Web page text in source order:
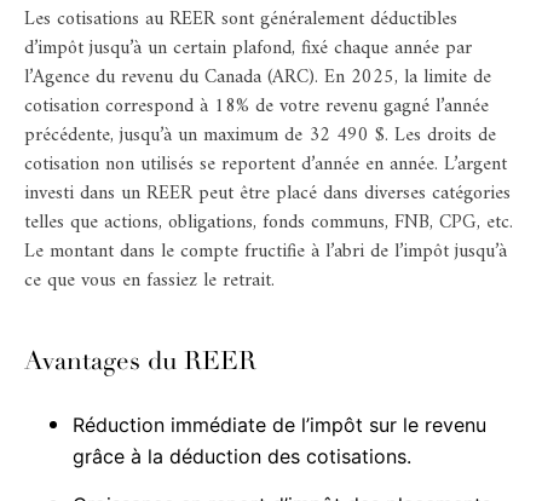
Les cotisations au REER sont généralement déductibles
d’impôt jusqu’à un certain plafond, fixé chaque année par
l’Agence du revenu du Canada (ARC). En 2025, la limite de
cotisation correspond à 18% de votre revenu gagné l’année
précédente, jusqu’à un maximum de 32 490 $. Les droits de
cotisation non utilisés se reportent d’année en année. L’argent
investi dans un REER peut être placé dans diverses catégories
telles que actions, obligations, fonds communs, FNB, CPG, etc.
Le montant dans le compte fructifie à l’abri de l’impôt jusqu’à
ce que vous en fassiez le retrait.​
Avantages du REER
Réduction immédiate de l’impôt sur le revenu
grâce à la déduction des cotisations.​